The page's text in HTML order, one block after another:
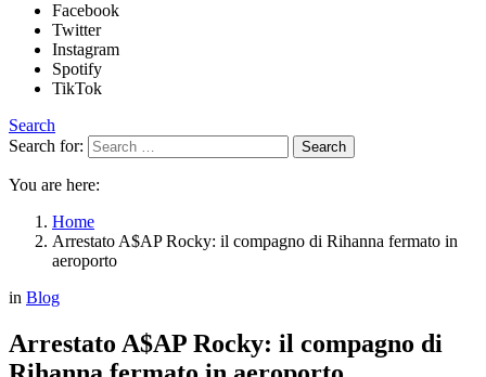
Facebook
Twitter
Instagram
Spotify
TikTok
Search
Search for:
Search
You are here:
Home
Arrestato A$AP Rocky: il compagno di Rihanna fermato in
aeroporto
in Blog
Arrestato A$AP Rocky: il compagno di